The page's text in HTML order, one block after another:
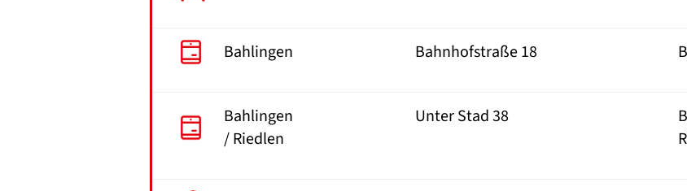
Bahlingen Bahnhofstraße 18
Bahlingen
/ Riedlen
Unter Stad 38